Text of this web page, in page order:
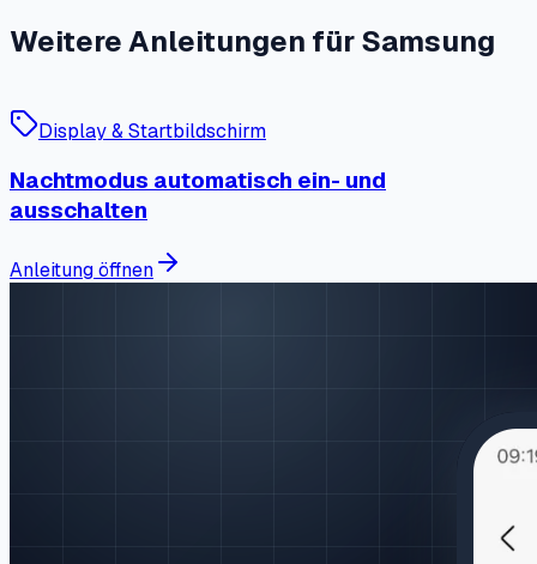
Weitere Anleitungen für Samsung
Display & Startbildschirm
Nachtmodus automatisch ein- und
ausschalten
Anleitung öffnen